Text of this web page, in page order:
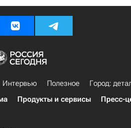
Интервью Полезное
Город:
Продукты и сервисы Пресс-